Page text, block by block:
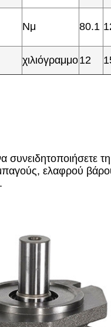
Νμ 80.1
χιλιόγραμμο12
συνειδητοποιήσετε
ελαφρού